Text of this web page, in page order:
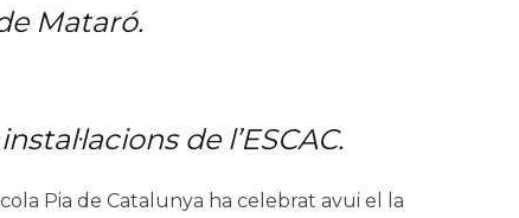
Mataró.
de l’ESCAC.
Pia de Catalunya ha celebrat avui el la